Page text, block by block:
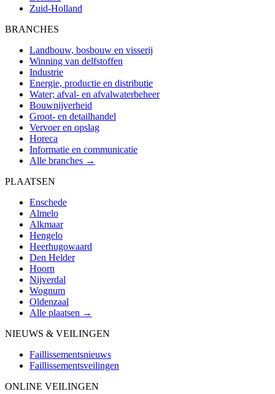
Zuid-Holland
BRANCHES
Landbouw, bosbouw en visserij
Winning van delfstoffen
Industrie
Energie, productie en distributie
Water; afval- en afvalwaterbeheer
Bouwnijverheid
Groot- en detailhandel
Vervoer en opslag
Horeca
Informatie en communicatie
Alle branches →
PLAATSEN
Enschede
Almelo
Alkmaar
Hengelo
Heerhugowaard
Den Helder
Hoorn
Nijverdal
Wognum
Oldenzaal
Alle plaatsen →
NIEUWS & VEILINGEN
Faillissementsnieuws
Faillissementsveilingen
ONLINE VEILINGEN